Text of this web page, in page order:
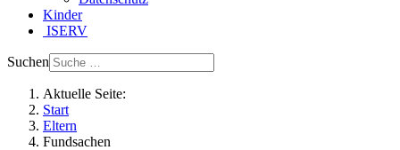
Kinder
ISERV
Suchen
Aktuelle Seite:
Start
Eltern
Fundsachen